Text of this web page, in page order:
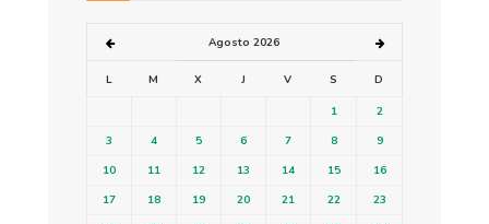
Agosto 2026
L M X J V S D
1
2
3
4 5 6 7 8
9
10
11 12 13 14 15
16
17
18 19 20 21 22
23